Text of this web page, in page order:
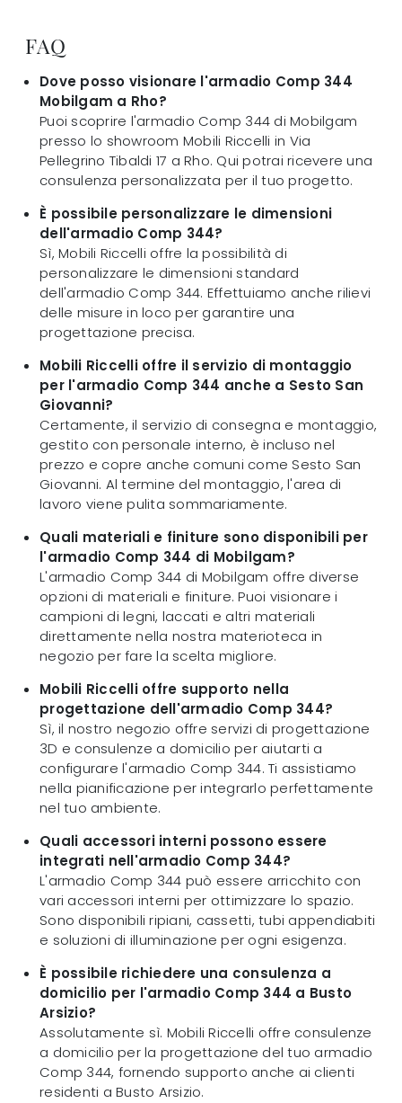
FAQ
Dove posso visionare l'armadio Comp 344
Mobilgam a Rho?
Puoi scoprire l'armadio Comp 344 di Mobilgam
presso lo showroom Mobili Riccelli in Via
Pellegrino Tibaldi 17 a Rho. Qui potrai ricevere una
consulenza personalizzata per il tuo progetto.
È possibile personalizzare le dimensioni
dell'armadio Comp 344?
Sì, Mobili Riccelli offre la possibilità di
personalizzare le dimensioni standard
dell'armadio Comp 344. Effettuiamo anche rilievi
delle misure in loco per garantire una
progettazione precisa.
Mobili Riccelli offre il servizio di montaggio
per l'armadio Comp 344 anche a Sesto San
Giovanni?
Certamente, il servizio di consegna e montaggio,
gestito con personale interno, è incluso nel
prezzo e copre anche comuni come Sesto San
Giovanni. Al termine del montaggio, l'area di
lavoro viene pulita sommariamente.
Quali materiali e finiture sono disponibili per
l'armadio Comp 344 di Mobilgam?
L'armadio Comp 344 di Mobilgam offre diverse
opzioni di materiali e finiture. Puoi visionare i
campioni di legni, laccati e altri materiali
direttamente nella nostra materioteca in
negozio per fare la scelta migliore.
Mobili Riccelli offre supporto nella
progettazione dell'armadio Comp 344?
Sì, il nostro negozio offre servizi di progettazione
3D e consulenze a domicilio per aiutarti a
configurare l'armadio Comp 344. Ti assistiamo
nella pianificazione per integrarlo perfettamente
nel tuo ambiente.
Quali accessori interni possono essere
integrati nell'armadio Comp 344?
L'armadio Comp 344 può essere arricchito con
vari accessori interni per ottimizzare lo spazio.
Sono disponibili ripiani, cassetti, tubi appendiabiti
e soluzioni di illuminazione per ogni esigenza.
È possibile richiedere una consulenza a
domicilio per l'armadio Comp 344 a Busto
Arsizio?
Assolutamente sì. Mobili Riccelli offre consulenze
a domicilio per la progettazione del tuo armadio
Comp 344, fornendo supporto anche ai clienti
residenti a Busto Arsizio.